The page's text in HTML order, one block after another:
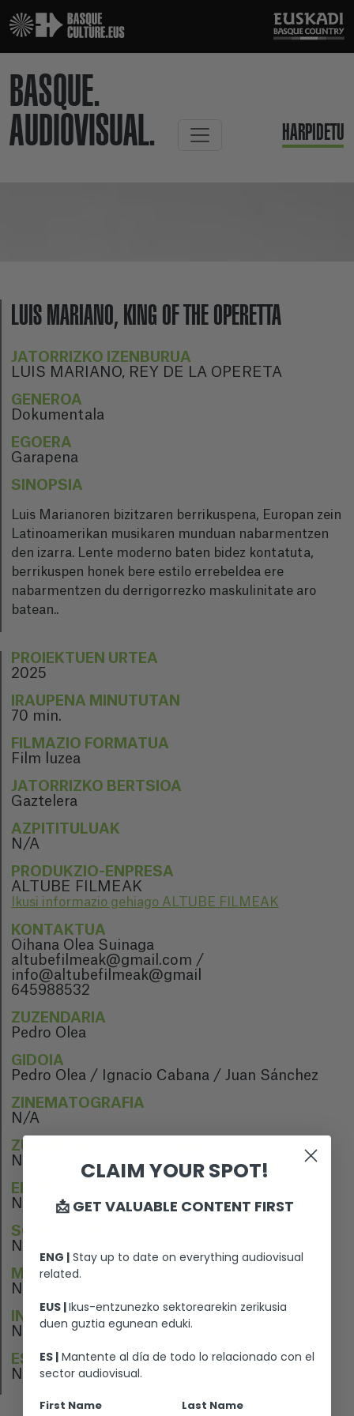
BASQUE.
AUDIOVISUAL.
HARPIDETU
LUIS MARIANO, KING OF THE OPERETTA
JATORRIZKO IZENBURUA
LUIS MARIANO, REY DE LA OPERETA
GENEROA
Dokumentala
EGOERA
Garapena
SINOPSIA
Luis Marianoren bizitzaren berrikuspena, Europan zein
Latinoamerikan musikaren munduan nabarmentzen
den izarra. Lente moderno baten bidez kontatuta,
berrikuspen honek bere estilo errebeldea ere
nabarmentzen du derrigorrezko maskulinitate aro
batean..
PROIEKTUEN URTEA
2025
IRAUPENA MINUTUTAN
70 min.
FILMAZIO FORMATUA
Film luzea
JATORRIZKO BERTSIOA
Gaztelera
AZPITITULUAK
N/A
PRODUKZIO-ENPRESA
ALTUBE FILMEAK
Ikusi informazio gehiago ALTUBE FILMEAK
KONTAKTUA
Oihana Olea Suinaga
altubefilmeak@gmail.com /
info@altubefilmeak@gmail
645988532
ZUZENDARIA
Pedro Olea
GIDOIA
Pedro Olea / Ignacio Cabana / Juan Sánchez
ZINEMATOGRAFIA
N/A
ZUZENDARITZA ARTISTIKOA
N/A
EDIZIOA
N/A
SOINU EDIZIOA
N/A
MUSIKA
N/A
INTERPRETEAK
N/A
ESTREINALDIA
N/A
CLAIM YOUR SPOT!
📩 GET VALUABLE CONTENT FIRST
ENG | Stay up to date on everything audiovisual
related.
EUS |Ikus-entzunezko sektorearekin zerikusia
duen guztia egunean eduki.
ES | Mantente al día de todo lo relacionado con el
sector audiovisual.
First Name Last Name